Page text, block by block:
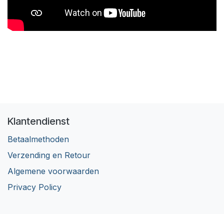
Klantendienst
Betaalmethoden
Verzending en Retour
Algemene voorwaarden
Privacy Policy